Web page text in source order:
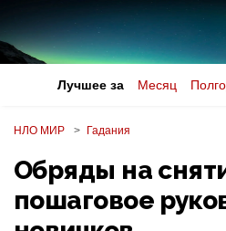
Лучшее за Месяц
НЛО МИР Гадания
Обряды на
пошаговое